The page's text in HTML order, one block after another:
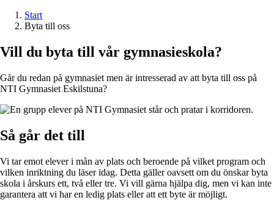
Start
Byta till oss
Vill du byta till vår gymnasieskola?
Går du redan på gymnasiet men är intresserad av att byta till oss på
NTI Gymnasiet Eskilstuna?
Så går det till
Vi tar emot elever i mån av plats och beroende på vilket program och
vilken inriktning du läser idag. Detta gäller oavsett om du önskar byta
skola i årskurs ett, två eller tre. Vi vill gärna hjälpa dig, men vi kan inte
garantera att vi har en ledig plats eller att ett byte är möjligt.